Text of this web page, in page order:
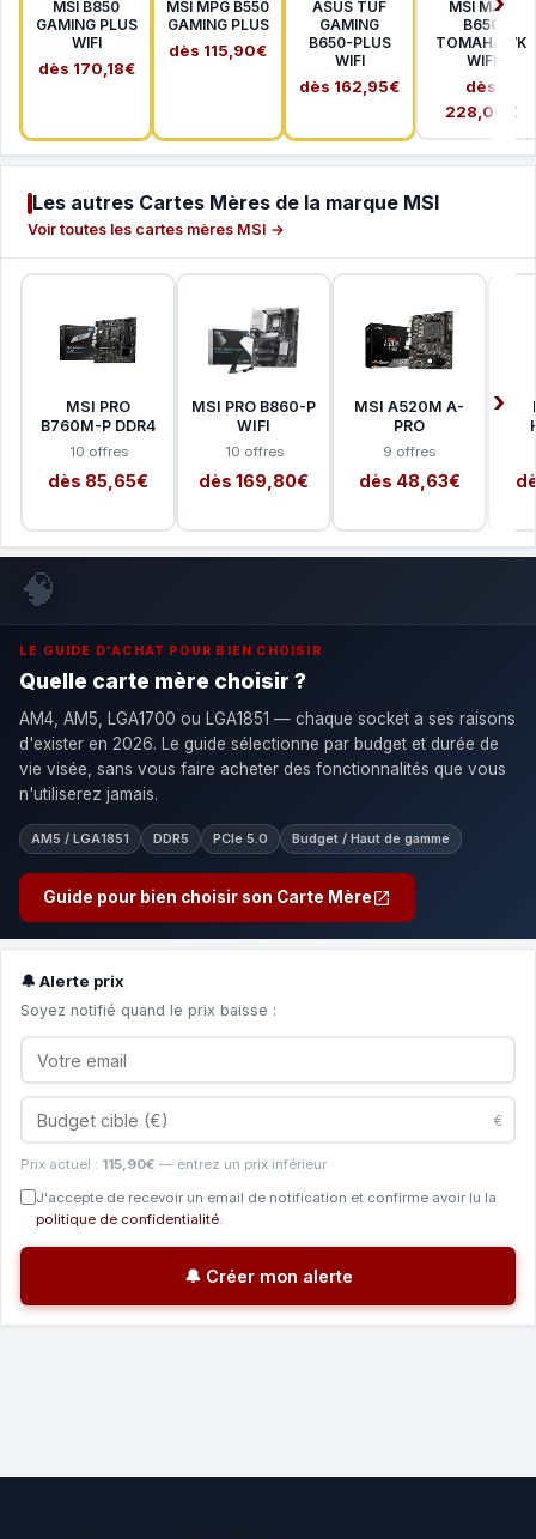
MSI B850
GAMING PLUS
WIFI
dès 170,18€
MSI MPG B550
GAMING PLUS
dès 115,90€
ASUS TUF
GAMING
B650-PLUS
WIFI
dès 162,95€
MSI MAG
B650
TOMAHAWK
WIFI
dès
228,00€
Les autres Cartes Mères de la marque MSI
Voir toutes les cartes mères MSI →
MSI PRO
B760M-P DDR4
10 offres
dès 85,65€
MSI PRO B860-P
WIFI
10 offres
dès 169,80€
MSI A520M A-
PRO
9 offres
dès 48,63€
🧠
LE GUIDE D'ACHAT POUR BIEN CHOISIR
Quelle carte mère choisir ?
AM4, AM5, LGA1700 ou LGA1851 — chaque socket a ses raisons
d'exister en 2026. Le guide sélectionne par budget et durée de
vie visée, sans vous faire acheter des fonctionnalités que vous
n'utiliserez jamais.
AM5 / LGA1851 DDR5 PCIe 5.0 Budget / Haut de gamme
Guide pour bien choisir son Carte Mère
🔔 Alerte prix
Soyez notifié quand le prix baisse :
€
Prix actuel : 115,90€ — entrez un prix inférieur
J'accepte de recevoir un email de notification et confirme avoir lu la
politique de confidentialité.
🔔 Créer mon alerte